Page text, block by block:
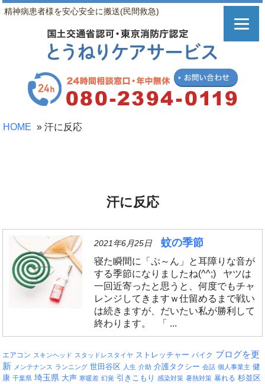
精神病患者様を安心安全に搬送(民間救急)
HOME » 汗に反応
汗に反応
2021年6月25日 蚊の季節
寝た瞬間に「ぷ～ん」と耳障りな音が
する季節になりましたね(^^;) ヤツは
一回近寄ったと思うと、何度でもチャ
レンジしてきますｗ仕留めるまで戦い
は続きますが、だいたい私が勝利して
終わります。 「 ...
エアコン スキンヘッド スタッドレスタイヤ ストレッチャー バイク ブログを更
新 メンテナンス ランニング 世田谷区 人生 介助 介護タクシー 会話 個人事業主 健
康 千葉県 埼玉県 大声 寒暖差 幻覚 引きこもり 感染対策 暑熱対策 暴れる 杉並区